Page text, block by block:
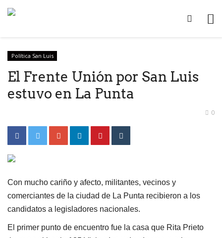
Política San Luis
El Frente Unión por San Luis
estuvo en La Punta
0
Con mucho cariño y afecto, militantes, vecinos y
comerciantes de la ciudad de La Punta recibieron a los
candidatos a legisladores nacionales.
El primer punto de encuentro fue la casa que Rita Prieto